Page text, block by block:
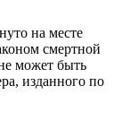
на месте
смертной
может быть
изданного по